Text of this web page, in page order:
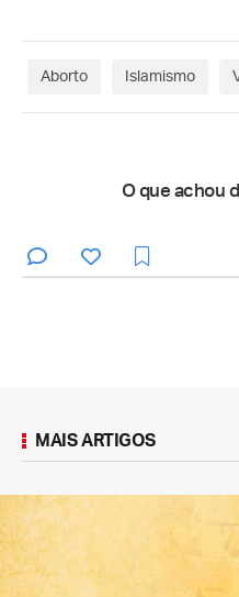
Aborto Islamismo
O que achou
MAIS ARTIGOS